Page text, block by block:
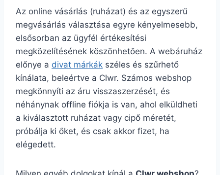
Az online vásárlás (ruházat) és az egyszerű
megvásárlás választása egyre kényelmesebb,
elsősorban az ügyfél értékesítési
megközelítésének köszönhetően. A webáruház
előnye a divat márkák széles és szűrhető
kínálata, beleértve a Clwr. Számos webshop
megkönnyíti az áru visszaszerzését, és
néhánynak offline fiókja is van, ahol elküldheti
a kiválasztott ruházat vagy cipő méretét,
próbálja ki őket, és csak akkor fizet, ha
elégedett.